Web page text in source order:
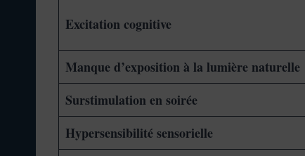
Excitation cognitive
Manque d’exposition à la lumière naturelle
Surstimulation en soirée
Hypersensibilité sensorielle